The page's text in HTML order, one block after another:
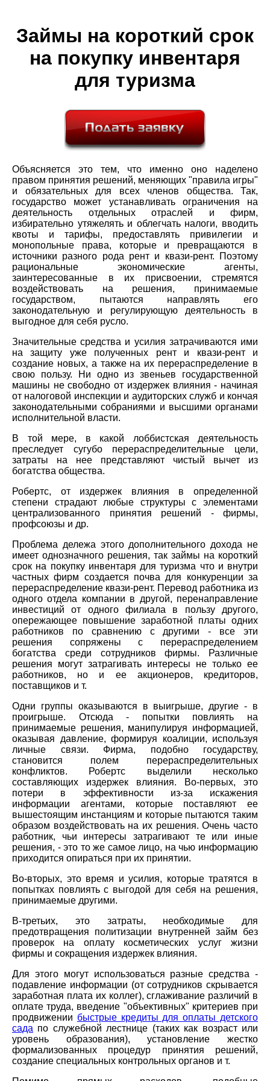
Займы на короткий срок
на покупку инвентаря
для туризма
Объясняется это тем, что именно оно наделено
правом принятия решений, меняющих "правила игры"
и обязательных для всех членов общества. Так,
государство может устанавливать ограничения на
деятельность отдельных отраслей и фирм,
избирательно утяжелять и облегчать налоги, вводить
квоты и тарифы, предоставлять привилегии и
монопольные права, которые и превращаются в
источники разного рода рент и квази-рент. Поэтому
рациональные экономические агенты,
заинтересованные в их присвоении, стремятся
воздействовать на решения, принимаемые
государством, пытаются направлять его
законодательную и регулирующую деятельность в
выгодное для себя русло.
Значительные средства и усилия затрачиваются ими
на защиту уже полученных рент и квази-рент и
создание новых, а также на их перераспределение в
свою пользу. Ни одно из звеньев государственной
машины не свободно от издержек влияния - начиная
от налоговой инспекции и аудиторских служб и кончая
законодательными собраниями и высшими органами
исполнительной власти.
В той мере, в какой лоббистская деятельность
преследует сугубо перераспределительные цели,
затраты на нее представляют чистый вычет из
богатства общества.
Робертс, от издержек влияния в определенной
степени страдают любые структуры с элементами
централизованного принятия решений - фирмы,
профсоюзы и др.
Проблема дележа этого дополнительного дохода не
имеет однозначного решения, так займы на короткий
срок на покупку инвентаря для туризма что и внутри
частных фирм создается почва для конкуренции за
перераспределение квази-рент. Перевод работника из
одного отдела компании в другой, перенаправление
инвестиций от одного филиала в пользу другого,
опережающее повышение заработной платы одних
работников по сравнению с другими - все эти
решения сопряжены с перераспределением
богатства среди сотрудников фирмы. Различные
решения могут затрагивать интересы не только ее
работников, но и ее акционеров, кредиторов,
поставщиков и т.
Одни группы оказываются в выигрыше, другие - в
проигрыше. Отсюда - попытки повлиять на
принимаемые решения, манипулируя информацией,
оказывая давление, формируя коалиции, используя
личные связи. Фирма, подобно государству,
становится полем перераспределительных
конфликтов. Робертс выделили несколько
составляющих издержек влияния. Во-первых, это
потери в эффективности из-за искажения
информации агентами, которые поставляют ее
вышестоящим инстанциям и которые пытаются таким
образом воздействовать на их решения. Очень часто
работник, чьи интересы затрагивают те или иные
решения, - это то же самое лицо, на чью информацию
приходится опираться при их принятии.
Во-вторых, это время и усилия, которые тратятся в
попытках повлиять с выгодой для себя на решения,
принимаемые другими.
В-третьих, это затраты, необходимые для
предотвращения политизации внутренней займ без
проверок на оплату косметических услуг жизни
фирмы и сокращения издержек влияния.
Для этого могут использоваться разные средства -
подавление информации (от сотрудников скрывается
заработная плата их коллег), сглаживание различий в
оплате труда, введение "объективных" критериев при
продвижении быстрые кредиты для оплаты детского
сада по служебной лестнице (таких как возраст или
уровень образования), установление жестко
формализованных процедур принятия решений,
создание специальных контрольных органов и т.